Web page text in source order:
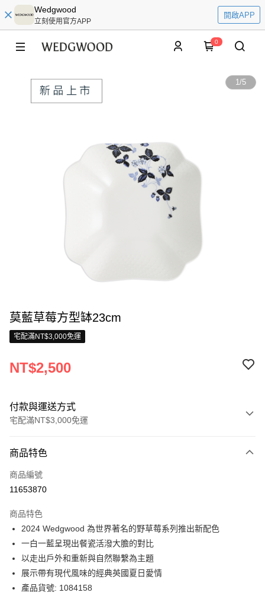
Wedgwood
立刻使用官方APP
開啟APP
0
1/5
莫藍草莓方型缽23cm
宅配滿NT$3,000免運
NT$2,500
付款與運送方式
宅配滿NT$3,000免運
信用卡一次付款
信用卡分期付款
合作金庫商業銀行
華南商業銀行
彰化商業銀行
上海商業儲蓄銀行
台北富邦商業銀行
國泰世華商業銀行
兆豐國際商業銀行
臺灣中小企業銀行
台中商業銀行
匯豐（台灣）商業銀行
聯邦商業銀行
Apple Pay
街口支付
Google Pay
商品特色
商品編號
11653870
商品特色
2024 Wedgwood 為世界著名的野草莓系列推出新配色
一白一藍呈現出餐瓷活潑大膽的對比
以走出戶外和重新與自然聯繫為主題
展示帶有現代風味的經典英國夏日愛情
產品貨號: 1084158